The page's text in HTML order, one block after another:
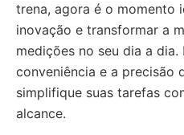
trena, agora é o momento
inovação e transformar a
medições no seu dia a dia.
conveniência e a precisão
simplifique suas tarefas
alcance.